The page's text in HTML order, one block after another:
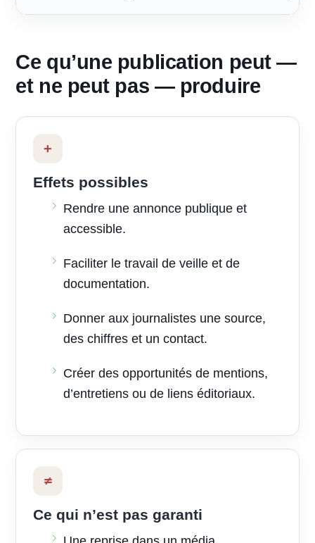
Ce qu’une publication peut —
et ne peut pas — produire
+
Effets possibles
Rendre une annonce publique et
accessible.
Faciliter le travail de veille et de
documentation.
Donner aux journalistes une source,
des chiffres et un contact.
Créer des opportunités de mentions,
d’entretiens ou de liens éditoriaux.
≠
Ce qui n’est pas garanti